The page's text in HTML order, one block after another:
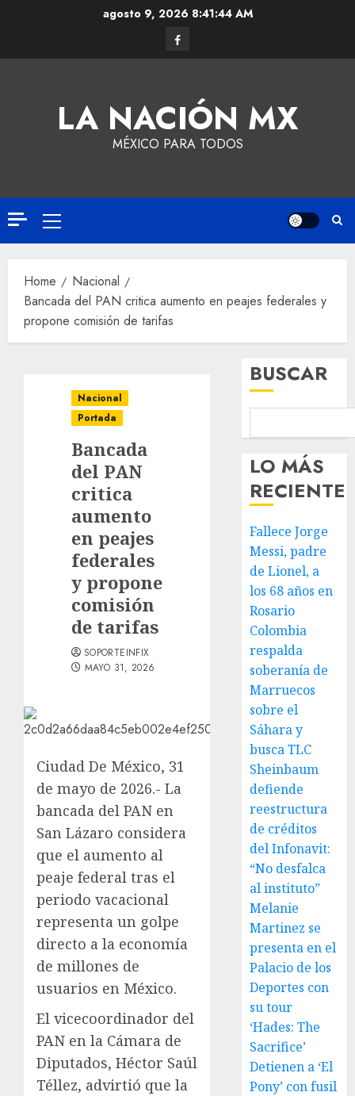
agosto 9, 2026 8:41:45 AM
LA NACIÓN MX
MÉXICO PARA TODOS
Home
Nacional
Bancada del PAN critica aumento en peajes federales y
propone comisión de tarifas
Nacional
Portada
Bancada
del PAN
critica
aumento
en peajes
federales
y propone
comisión
de tarifas
SOPORTEINFIX
MAYO 31, 2026
Ciudad De México, 31
de mayo de 2026.- La
bancada del PAN en
San Lázaro considera
que el aumento al
peaje federal tras el
periodo vacacional
representa un golpe
directo a la economía
de millones de
usuarios en México.
El vicecoordinador del
PAN en la Cámara de
Diputados, Héctor Saúl
Téllez, advirtió que la
BUSCAR
LO MÁS
RECIENTE
Fallece Jorge
Messi, padre
de Lionel, a
los 68 años en
Rosario
Colombia
respalda
soberanía de
Marruecos
sobre el
Sáhara y
busca TLC
Sheinbaum
defiende
reestructura
de créditos
del Infonavit:
“No desfalca
al instituto”
Melanie
Martinez se
presenta en el
Palacio de los
Deportes con
su tour
‘Hades: The
Sacrifice’
Detienen a ‘El
Pony’ con fusil